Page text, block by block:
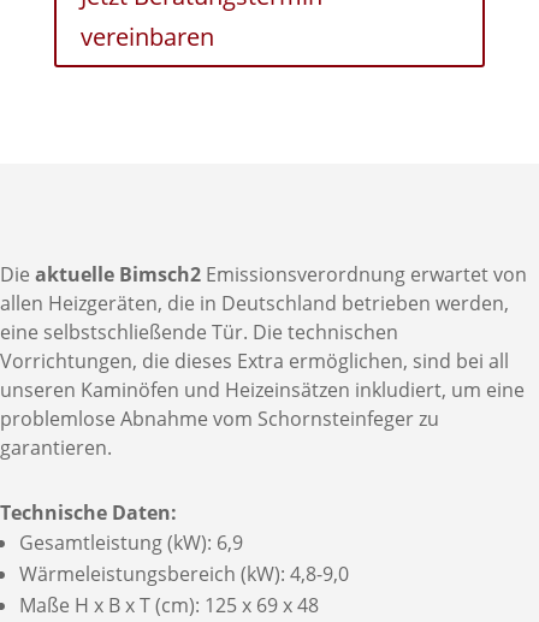
vereinbaren
Die aktuelle Bimsch2 Emissionsverordnung erwartet von
allen Heizgeräten, die in Deutschland betrieben werden,
eine selbstschließende Tür. Die technischen
Vorrichtungen, die dieses Extra ermöglichen, sind bei all
unseren Kaminöfen und Heizeinsätzen inkludiert, um eine
problemlose Abnahme vom Schornsteinfeger zu
garantieren.
Technische Daten:
Gesamtleistung (kW): 6,9
Wärmeleistungsbereich (kW): 4,8-9,0
Maße H x B x T (cm): 125 x 69 x 48